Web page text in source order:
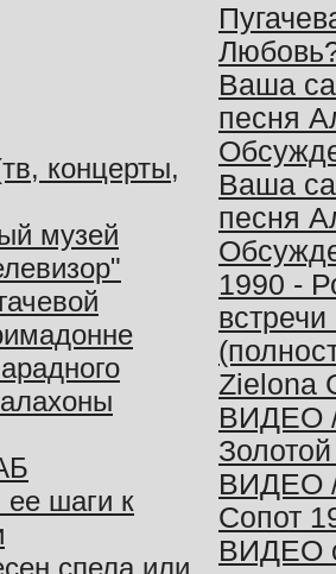
концерты,
музей
ее шаги к
спела или
Ваша
песня
Ваша
песня
1990 -
Zielona
ВИДЕО
ВИДЕО
Сопот
ВИДЕО